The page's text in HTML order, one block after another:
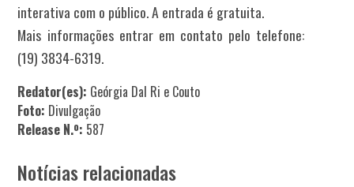
interativa com o público. A entrada é gratuita.
Mais informações entrar em contato pelo telefone:
(19) 3834-6319.
Redator(es): Geórgia Dal Ri e Couto
Foto: Divulgação
Release N.º: 587
Notícias relacionadas